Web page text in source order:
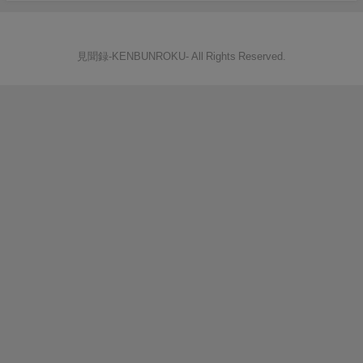
見聞録‐KENBUNROKU- All Rights Reserved.